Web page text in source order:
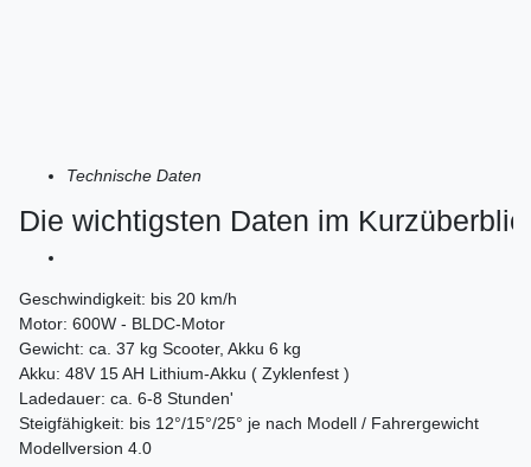
Technische Daten
Die wichtigsten Daten im
Geschwindigkeit: bis 20 km/h
Motor: 600W - BLDC-Motor
Gewicht: ca. 37 kg Scooter, Akku 6 kg
Akku: 48V 15 AH Lithium-Akku ( Zyklenfest )
Ladedauer: ca. 6-8 Stunden'
Steigfähigkeit: bis 12°/15°/25° je nach Modell / Fahrergewicht
Modellversion 4.0